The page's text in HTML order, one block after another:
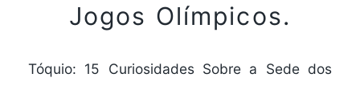
Jogos Olímpicos.
Tóquio: 15 Curiosidades Sobre a Sede dos